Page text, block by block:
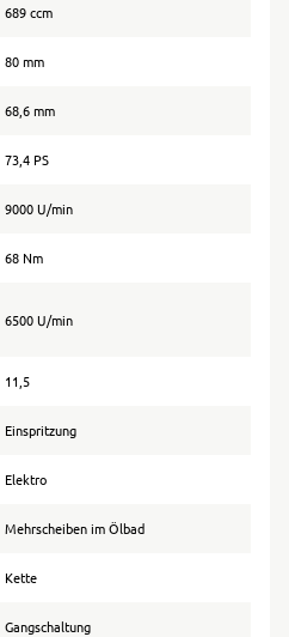
689 ccm
80 mm
68,6 mm
73,4 PS
9000 U/min
68 Nm
6500 U/min
11,5
Einspritzung
Elektro
Mehrscheiben im Ölbad
Kette
Gangschaltung